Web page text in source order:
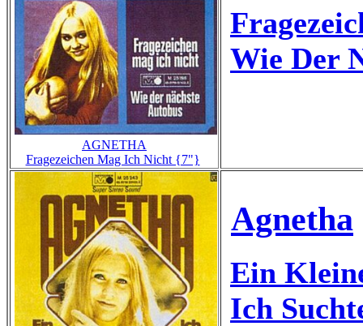
AGNETHA
Fragezeichen Mag Ich Nicht {7"}
Wie Der
Agnetha
Ein
Ich